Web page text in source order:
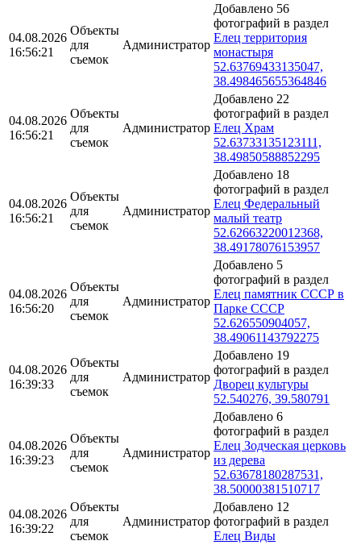
04.08.2026
16:56:21
Объекты
для
съемок
Администратор
Добавлено 56
фотографий в раздел
Елец территория
монастыря
52.63769433135047,
38.498465655364846
04.08.2026
16:56:21
Объекты
для
съемок
Администратор
Добавлено 22
фотографий в раздел
Елец Храм
52.63733135123111,
38.49850588852295
04.08.2026
16:56:21
Объекты
для
съемок
Администратор
Добавлено 18
фотографий в раздел
Елец Федеральный
малый театр
52.62663220012368,
38.49178076153957
04.08.2026
16:56:20
Объекты
для
съемок
Администратор
Добавлено 5
фотографий в раздел
Елец памятник СССР в
Парке СССР
52.626550904057,
38.49061143792275
04.08.2026
16:39:33
Объекты
для
съемок
Администратор
Добавлено 19
фотографий в раздел
Дворец культуры
52.540276, 39.580791
04.08.2026
16:39:23
Объекты
для
съемок
Администратор
Добавлено 6
фотографий в раздел
Елец Зодческая церковь
из дерева
52.63678180287531,
38.50000381510717
04.08.2026
16:39:22
Объекты
для
съемок
Администратор
Добавлено 12
фотографий в раздел
Елец Виды